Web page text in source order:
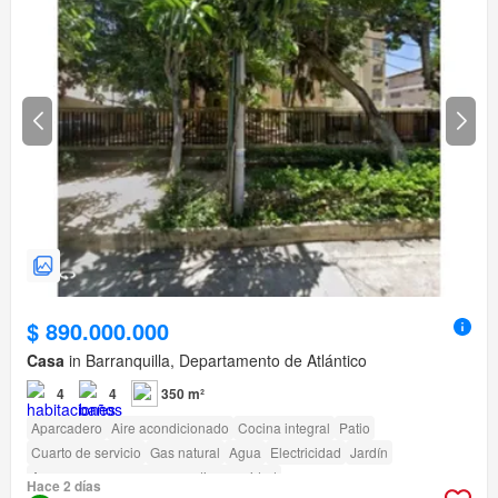
$ 890.000.000
Casa in Barranquilla, Departamento de Atlántico
4 4 350 m²
Aparcadero Aire acondicionado Cocina integral Patio
Cuarto de servicio Gas natural Agua Electricidad Jardín
Acceso para personas con discapacidad
Hace 2 días